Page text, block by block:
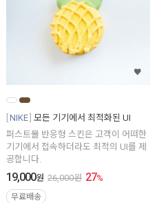
NIKE 모든 기기에서 최적화된 UI
퍼스트몰 반응형 스킨은 고객이 어떠한
기기에서 접속하더라도 최적의 UI를 제
공합니다.
19,000원 26,000원 27%
무료배송